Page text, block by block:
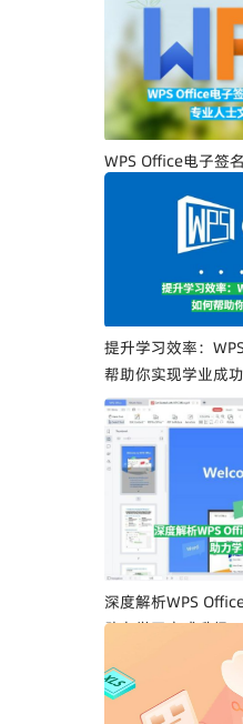
WPS Office电子签
提升学习效率：
帮助你实现学业成功
深度解析WPS
助力学习方式升级